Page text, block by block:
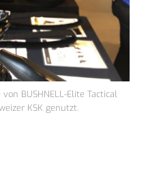
BUSHNELL-Elite Tactical
KSK genutzt.